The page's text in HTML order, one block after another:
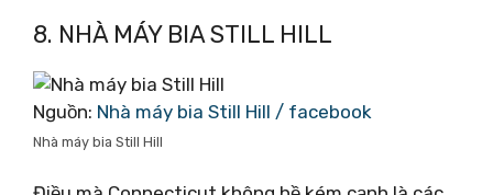
8. NHÀ MÁY BIA STILL HILL
Nguồn: Nhà máy bia Still Hill / facebook
Nhà máy bia Still Hill